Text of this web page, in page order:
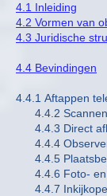
4.1 Inleiding
4.2 Vormen van
4.3 Juridische
4.4 Bevindingen
4.4.1 Aftappen
4.4.2 Scannen
4.4.3 Direct
4.4.4
4.4.5
4.4.6 Foto- en
4.4.7